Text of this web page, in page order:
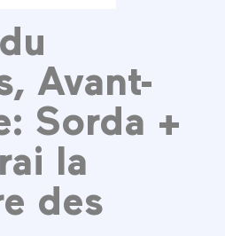
Avant-
Sorda +
la
des